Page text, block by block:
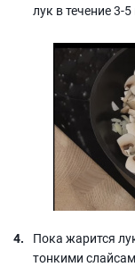
лук в течение 3-
Пока жарится
тонкими